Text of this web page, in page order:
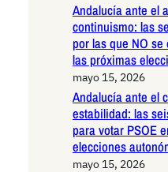
Andalucía ante el
continuismo: las
por las que NO
las próximas
mayo 15, 2026
Andalucía ante el
estabilidad: las
para votar PSOE
elecciones
mayo 15, 2026